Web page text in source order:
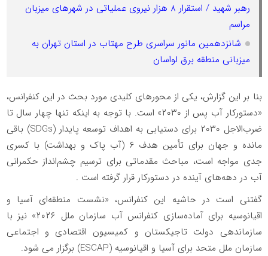
رهبر شهید / استقرار 8 هزار نیروی عملیاتی در شهرهای میزبان
مراسم
شانزدهمین مانور سراسری طرح مهتاب در استان تهران به
میزبانی منطقه برق لواسان
بنا بر این گزارش، یکی از محورهای کلیدی مورد بحث در این کنفرانس،
«دستورکار آب پس از ۲۰۳۰» است. با توجه به اینکه تنها چهار سال تا
ضرب‌الاجل ۲۰۳۰ برای دستیابی به اهداف توسعه پایدار (SDGs) باقی
مانده و جهان برای تأمین هدف ۶ (آب پاک و بهداشت) با کسری
جدی مواجه است، مباحث مقدماتی برای ترسیم چشم‌انداز حکمرانی
آب در دهه‌های آینده در دستورکار قرار گرفته است .
گفتنی است در حاشیه این کنفرانس، «نشست منطقه‌ای آسیا و
اقیانوسیه برای آماده‌سازی کنفرانس آب سازمان ملل ۲۰۲۶» نیز با
سازماندهی دولت تاجیکستان و کمیسیون اقتصادی و اجتماعی
سازمان ملل متحد برای آسیا و اقیانوسیه (ESCAP) برگزار می شود.